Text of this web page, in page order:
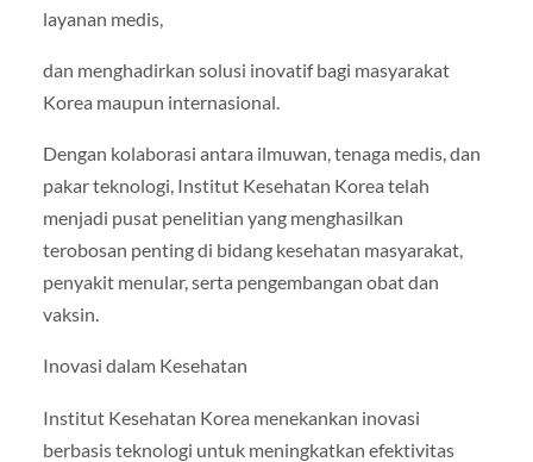
layanan medis,
dan menghadirkan solusi inovatif bagi masyarakat
Korea maupun internasional.
Dengan kolaborasi antara ilmuwan, tenaga medis, dan
pakar teknologi, Institut Kesehatan Korea telah
menjadi pusat penelitian yang menghasilkan
terobosan penting di bidang kesehatan masyarakat,
penyakit menular, serta pengembangan obat dan
vaksin.
Inovasi dalam Kesehatan
Institut Kesehatan Korea menekankan inovasi
berbasis teknologi untuk meningkatkan efektivitas